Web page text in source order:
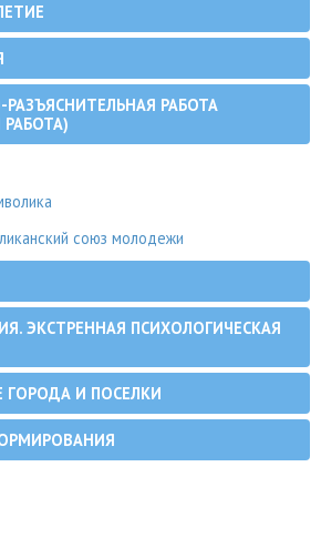
РАБОТА
союз молодежи
ЭКСТРЕННАЯ ПСИХОЛОГИЧЕСКАЯ
ГОРОДА И ПОСЕЛКИ